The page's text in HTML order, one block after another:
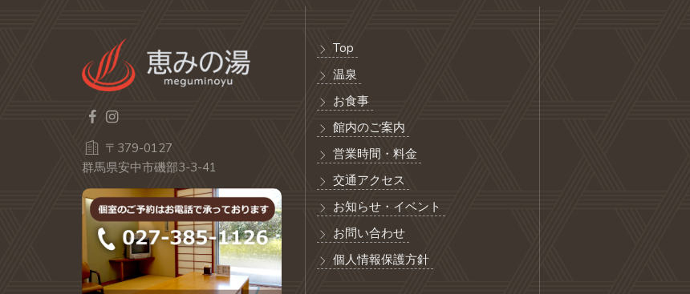
〒379-0127
群馬県安中市磯部3-3-41
Top
温泉
お食事
館内のご案内
営業時間・料金
交通アクセス
お知らせ・イベント
お問い合わせ
個人情報保護方針